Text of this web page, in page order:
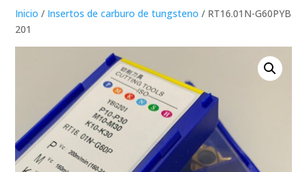
Inicio / Insertos de carburo de tungsteno / RT16.01N-G60PYB
201